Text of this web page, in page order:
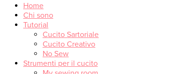
Home
Chi sono
Tutorial
Cucito Sartoriale
Cucito Creativo
No Sew
Strumenti per il cucito